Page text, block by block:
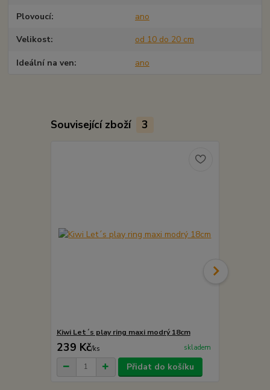
Plovoucí ano
Velikost od 10 do 20 cm
Ideální na ven ano
Související zboží 3
Kiwi Let´s play ring maxi modrý 18cm
239 Kč/ks skladem
Přidat do košíku